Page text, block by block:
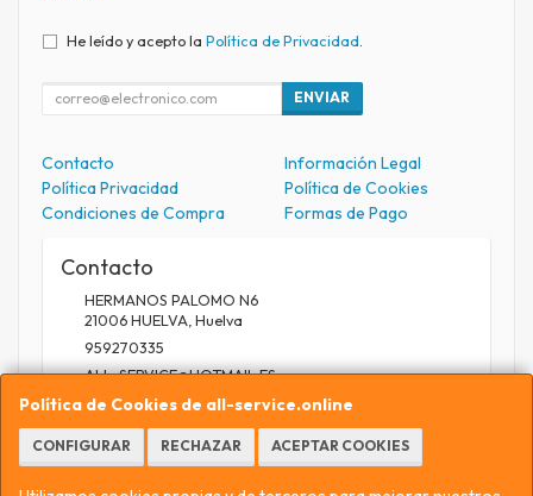
Política de Cookies de all-service.online
CONFIGURAR RECHAZAR ACEPTAR COOKIES
He leído y acepto la Política de Privacidad
ENVIAR
Contacto
Información Legal
Política Privacidad
Política de Cookies
Condiciones de Compra
Formas de Pago
Contacto
HERMANOS PALOMO N6
21006HUELVA Huelva
959270335
ALL_SERVICE@HOTMAIL.ES
Horario
9.30 A 13.30 / 17 A 20.30